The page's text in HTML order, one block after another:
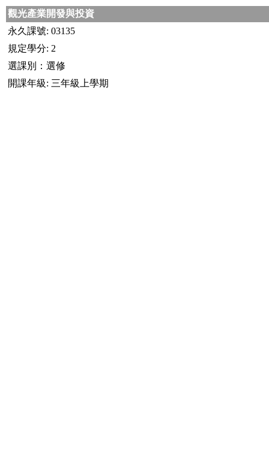
觀光產業開發與投資
永久課號: 03135
規定學分: 2
選課別：選修
開課年級: 三年級上學期